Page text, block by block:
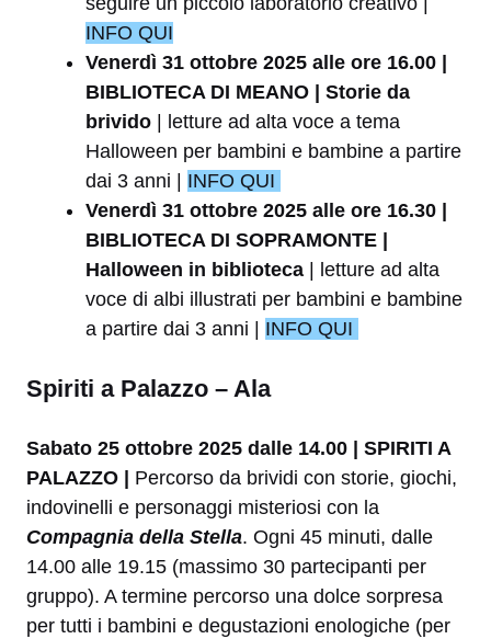
INFO QUI
Venerdì 31 ottobre 2025 alle ore 16.00 |
BIBLIOTECA DI MEANO | Storie da
brivido
| letture ad alta voce a tema
Halloween per bambini e bambine a partire
dai 3 anni | INFO QUI
Venerdì 31 ottobre 2025 alle ore 16.30 |
BIBLIOTECA DI SOPRAMONTE |
Halloween in biblioteca | letture ad alta
voce di albi illustrati per bambini e bambine
a partire dai 3 anni | INFO QUI
Spiriti a Palazzo – Ala
Sabato 25 ottobre 2025 dalle 14.00 | SPIRITI A
PALAZZO | Percorso da brividi con storie, giochi,
indovinelli e personaggi misteriosi con la
Compagnia della Stella. Ogni 45 minuti, dalle
14.00 alle 19.15 (massimo 30 partecipanti per
gruppo). A termine percorso una dolce sorpresa
per tutti i bambini e degustazioni enologiche (per